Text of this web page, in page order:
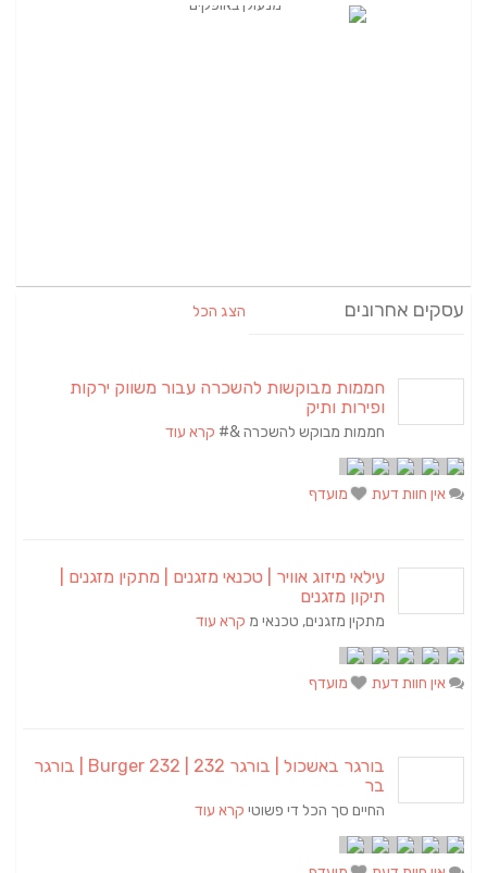
עסקים אחרונים הצג הכל
חממות מבוקשות להשכרה עבור משווק ירקות
ופירות ותיק
חממות מבוקש להשכרה &# קרא עוד
אין חוות דעת מועדף
עילאי מיזוג אוויר | טכנאי מזגנים | מתקין מזגנים |
תיקון מזגנים
מתקין מזגנים, טכנאי מ קרא עוד
אין חוות דעת מועדף
בורגר באשכול | בורגר 232 | Burger 232 | בורגר
בר
החיים סך הכל די פשוטי קרא עוד